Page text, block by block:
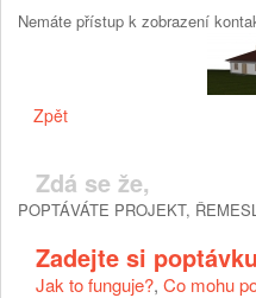
Nemáte přístup k zobrazení
Zpět
Zdá se že,
POPTÁVÁTE PROJEKT,
Zadejte si
Jak to funguje?, Co mohu